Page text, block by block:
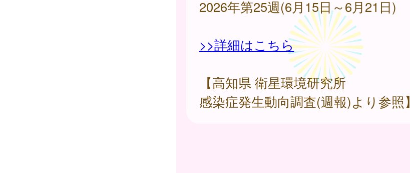
2026年第25週(6月15日～6月21日)
>>詳細はこちら
【高知県 衛星環境研究所
感染症発生動向調査(週報)より参照】